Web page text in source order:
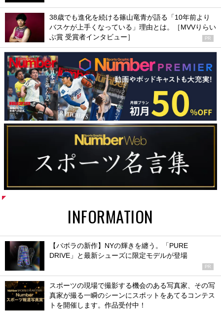
38歳でも進化を続ける篠山竜青が語る「10年前より
バスケが上手くなっている」理由とは。［MVVりらい
ぶ賞 受賞者インタビュー］
PR
INFORMATION
【バボラの新作】NYの輝きを纏う。「PURE
DRIVE」と最新シューズに限定モデルが登場
PR
スポーツの現場で撮影する機会のある写真家、その写
真家が撮る一瞬のシーンにスポットをあてるコンテス
トを開催します。作品受付中！